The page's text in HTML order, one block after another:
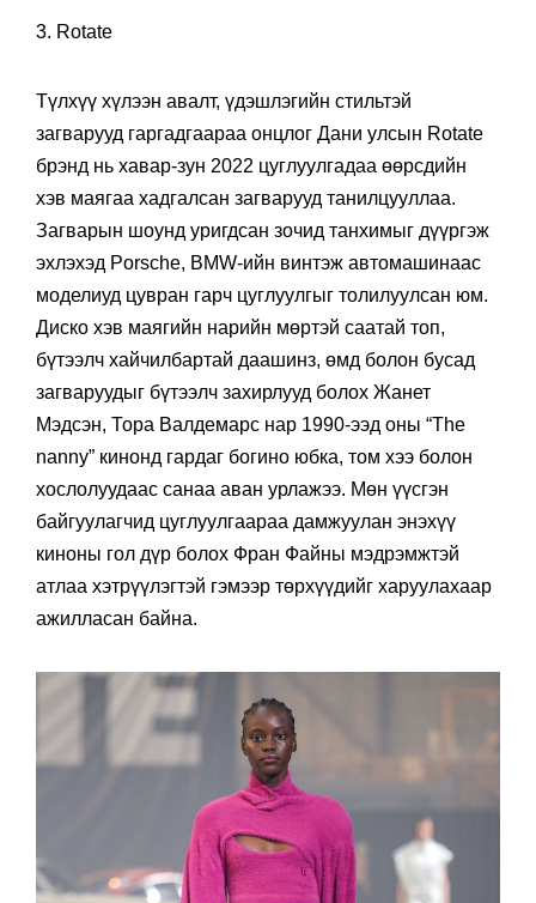
3. Rotate
Түлхүү хүлээн авалт, үдэшлэгийн стильтэй
загварууд гаргадгаараа онцлог Дани улсын Rotate
брэнд нь хавар-зун 2022 цуглуулгадаа өөрсдийн
хэв маягаа хадгалсан загварууд танилцууллаа.
Загварын шоунд уригдсан зочид танхимыг дүүргэж
эхлэхэд Porsche, BMW-ийн винтэж автомашинаас
моделиуд цувран гарч цуглуулгыг толилуулсан юм.
Диско хэв маягийн нарийн мөртэй саатай топ,
бүтээлч хайчилбартай даашинз, өмд болон бусад
загваруудыг бүтээлч захирлууд болох Жанет
Мэдсэн, Тора Валдемарс нар 1990-ээд оны “The
nanny” кинонд гардаг богино юбка, том хээ болон
хослолуудаас санаа аван урлажээ. Мөн үүсгэн
байгуулагчид цуглуулгаараа дамжуулан энэхүү
киноны гол дүр болох Фран Файны мэдрэмжтэй
атлаа хэтрүүлэгтэй гэмээр төрхүүдийг харуулахаар
ажилласан байна.